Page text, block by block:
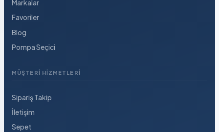
Markalar
Favoriler
Blog
Pompa Seçici
MÜŞTERI HIZMETLERI
Sipariş Takip
İletişim
Sepet